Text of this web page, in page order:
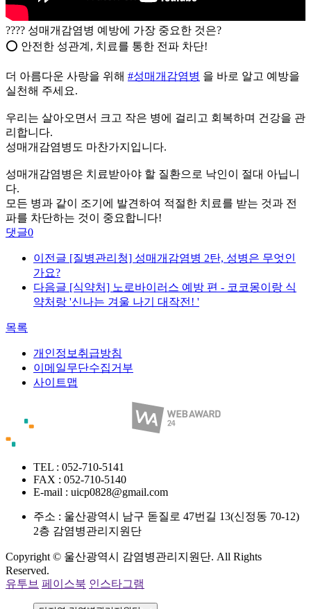
???? 성매개감염병 예방에 가장 중요한 것은?
⭕ 안전한 성관계, 치료를 통한 전파 차단!
더 아름다운 사랑을 위해 #성매개감염병 을 바로 알고 예방을
실천해 주세요.
우리는 살아오면서 크고 작은 병에 걸리고 회복하며 건강을 관
리합니다.
성매개감염병도 마찬가지입니다.
성매개감염병은 치료받아야 할 질환으로 낙인이 절대 아닙니
다.
모든 병과 같이 조기에 발견하여 적절한 치료를 받는 것과 전
파를 차단하는 것이 중요합니다!
댓글0
이전글 [질병관리청] 성매개감염병 2탄, 성병은 무엇인
가요?
다음글 [식약처] 노로바이러스 예방 편 - 코코몽이랑 식
약처랑 '신나는 겨울 나기 대작전! '
목록
개인정보취급방침
이메일무단수집거부
사이트맵
TEL : 052-710-5141
FAX : 052-710-5140
E-mail : uicp0828@gmail.com
주소 : 울산광역시 남구 돋질로 47번길 13(신정동 70-12)
2층 감염병관리지원단
Copyright © 울산광역시 감염병관리지원단. All Rights
Reserved.
유투브 페이스북 인스타그램